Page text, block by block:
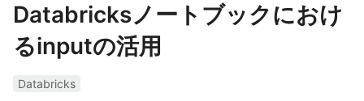
Databricksノートブックにおけ
るinputの活用
Databricks